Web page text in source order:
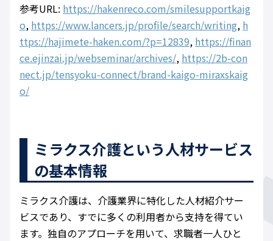
参考URL: https://hakenreco.com/smilesupportkaig
o, https://www.lancers.jp/profile/search/writing, h
ttps://hajimete-haken.com/?p=12839, https://finan
ce.ejinzai.jp/webseminar/archives/, https://2b-con
nect.jp/tensyoku-connect/brand-kaigo-miraxskaig
o/
ミラクス介護という人材サービス
の基本情報
ミラクス介護は、介護業界に特化した人材紹介サー
ビスであり、すでに多くの利用者から支持を得てい
ます。独自のアプローチを用いて、求職者一人ひと